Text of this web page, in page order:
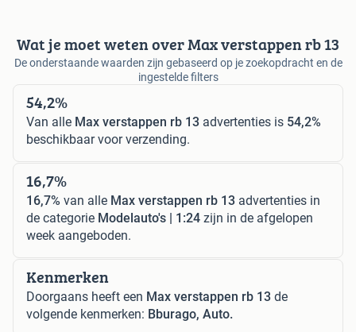
Wat je moet weten over Max verstappen rb 13
De onderstaande waarden zijn gebaseerd op je zoekopdracht en de
ingestelde filters
54,2%
Van alle Max verstappen rb 13 advertenties is 54,2%
beschikbaar voor verzending.
16,7%
16,7% van alle Max verstappen rb 13 advertenties in
de categorie Modelauto's | 1:24 zijn in de afgelopen
week aangeboden.
Kenmerken
Doorgaans heeft een Max verstappen rb 13 de
volgende kenmerken: Bburago, Auto.